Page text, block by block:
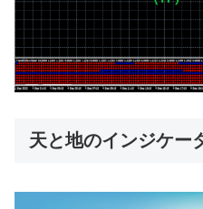
天と地のインジケー